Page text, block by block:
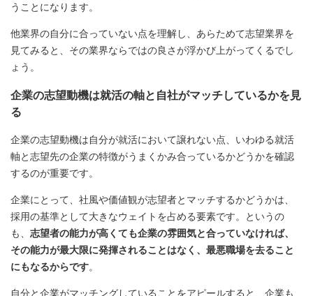
うことになります。
他業界の自分に合っていない点を理解し、あらためて志望業界を
見てみると、その業界ならではの良さが浮かび上がってくるでし
ょう。
企業の志望動機は就活の軸と自社がマッチしているかを見
る
企業の志望動機は自分が就活において譲れない点、いわゆる就活
軸と志望先の企業の特徴がうまくかみ合っているかどうかを確認
するのが重要です。
企業にとって、社風や価値観が志望者とマッチするかどうかは、
採用の基準として大きなウェイトを占める要素です。というの
も、 志望者の能力が高くても企業の雰囲気と合っていなければ、
その能力が最大限に発揮されることはなく、最悪職場を去ること
にもなるからです。
自分と企業がマッチングしていることをアピールすると、企業も